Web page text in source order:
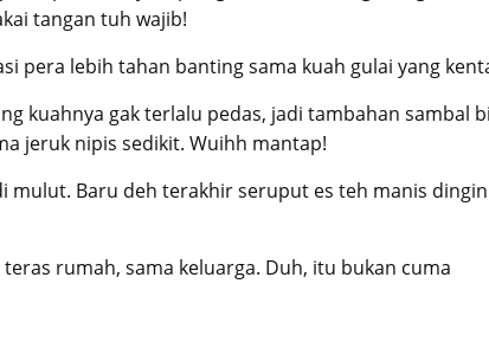
tangan tuh wajib!
pera lebih tahan banting sama kuah gulai yang
kuahnya gak terlalu pedas, jadi tambahan sambal
jeruk nipis sedikit. Wuihh mantap!
mulut. Baru deh terakhir seruput es teh manis
rumah, sama keluarga. Duh, itu bukan cuma